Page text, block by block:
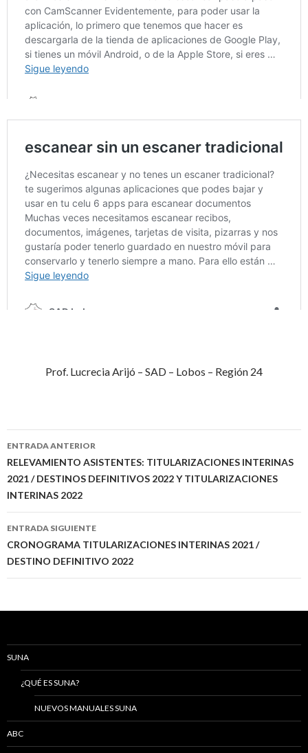
Prof. Lucrecia Arijó – SAD – Lobos – Región 24
Navegación
de
entradas
ENTRADA ANTERIOR
RELEVAMIENTO ASISTENTES: TITULARIZACIONES INTERINAS
2021 / DESTINOS DEFINITIVOS 2022 Y TITULARIZACIONES
INTERINAS 2022
ENTRADA SIGUIENTE
CRONOGRAMA TITULARIZACIONES INTERINAS 2021 /
DESTINO DEFINITIVO 2022
SUNA
¿QUÉ ES SUNA?
NUEVOS MANUALES SUNA
ABC